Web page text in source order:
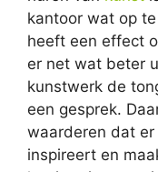
kantoor wat op
heeft een effect
er net wat beter
kunstwerk de
een gesprek.
waarderen dat
inspireert en